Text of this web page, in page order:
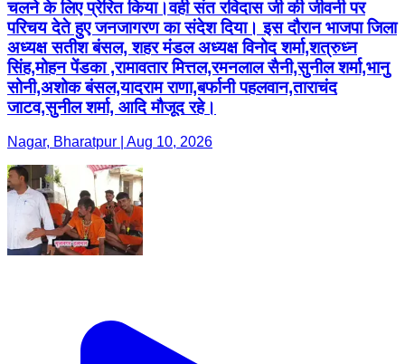
चलने के लिए प्रेरित किया।वही संत रविदास जी की जीवनी पर
परिचय देते हुए जनजागरण का संदेश दिया। इस दौरान भाजपा जिला
अध्यक्ष सतीश बंसल, शहर मंडल अध्यक्ष विनोद शर्मा,शत्रुध्न
सिंह,मोहन पेंडका ,रामावतार मित्तल,रमनलाल सैनी,सुनील शर्मा,भानु
सोनी,अशोक बंसल,यादराम राणा,बर्फानी पहलवान,ताराचंद
जाटव,सुनील शर्मा, आदि मौजूद रहे।
Nagar, Bharatpur | Aug 10, 2026